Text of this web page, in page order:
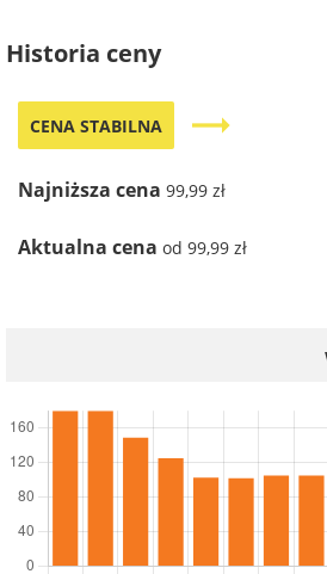
Historia ceny
CENA STABILNA trending_flat
Najniższa cena 99,99 zł
Aktualna cena od 99,99 zł